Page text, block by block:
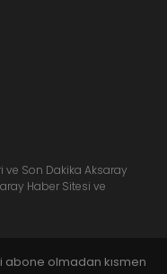
ve Son Dakika Aksaray
Haber Sitesi ve
abone olmadan kısmen